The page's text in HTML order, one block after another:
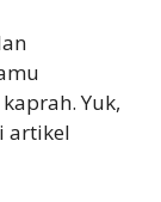
Yuk,
artikel